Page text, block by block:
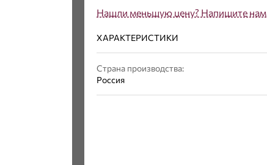
Нашли меньшую цену? Напишите нам
ХАРАКТЕРИСТИКИ
Страна производства:
Россия